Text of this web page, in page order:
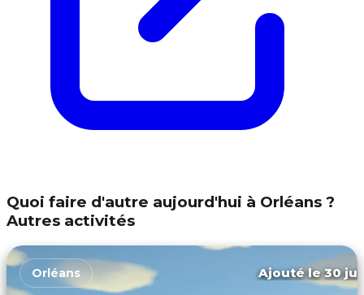
Quoi faire d'autre aujourd'hui à Orléans ?
Autres activités
Orléans Ajouté le 30